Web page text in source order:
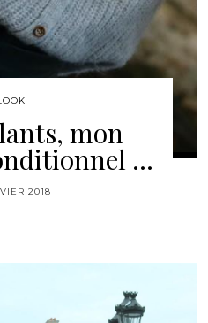
mon
…
2018